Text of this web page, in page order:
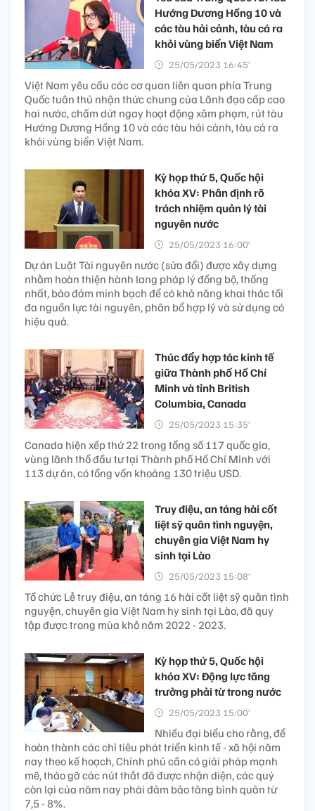
Hướng Dương Hồng 10 và
các tàu hải cảnh, tàu cá ra
khỏi vùng biển Việt Nam
25/05/2023 16:45’
Việt Nam yêu cầu các cơ quan liên quan phía Trung
Quốc tuân thủ nhận thức chung của Lãnh đạo cấp cao
hai nước, chấm dứt ngay hoạt động xâm phạm, rút tàu
Hướng Dương Hồng 10 và các tàu hải cảnh, tàu cá ra
khỏi vùng biển Việt Nam.
Kỳ họp thứ 5, Quốc hội
khóa XV: Phân định rõ
trách nhiệm quản lý tài
nguyên nước
25/05/2023 16:00’
Dự án Luật Tài nguyên nước (sửa đổi) được xây dựng
nhằm hoàn thiện hành lang pháp lý đồng bộ, thống
nhất, bảo đảm minh bạch để có khả năng khai thác tối
đa nguồn lực tài nguyên, phân bổ hợp lý và sử dụng có
hiệu quả.
Thúc đẩy hợp tác kinh tế
giữa Thành phố Hồ Chí
Minh và tỉnh British
Columbia, Canada
25/05/2023 15:35’
Canada hiện xếp thứ 22 trong tổng số 117 quốc gia,
vùng lãnh thổ đầu tư tại Thành phố Hồ Chí Minh với
113 dự án, có tổng vốn khoảng 130 triệu USD.
Truy điệu, an táng hài cốt
liệt sỹ quân tình nguyện,
chuyên gia Việt Nam hy
sinh tại Lào
25/05/2023 15:08’
Tổ chức Lễ truy điệu, an táng 16 hài cốt liệt sỹ quân tình
nguyện, chuyên gia Việt Nam hy sinh tại Lào, đã quy
tập được trong mùa khô năm 2022 - 2023.
Kỳ họp thứ 5, Quốc hội
khóa XV: Động lực tăng
trưởng phải từ trong nước
25/05/2023 15:00’
Nhiều đại biểu cho rằng, để
hoàn thành các chỉ tiêu phát triển kinh tế - xã hội năm
nay theo kế hoạch, Chính phủ cần có giải pháp mạnh
mẽ, tháo gỡ các nút thắt đã được nhận diện, các quý
còn lại của năm nay phải đảm bảo tăng bình quân từ
7,5 - 8%.